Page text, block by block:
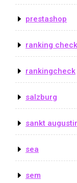
prestashop
ranking check
rankingcheck
salzburg
sankt
sea
sem